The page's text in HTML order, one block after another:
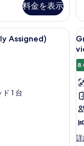
料金を表示
の
の
詳
)、デスク、ノートパソ
Twin Room
Assigned)
1 台
&